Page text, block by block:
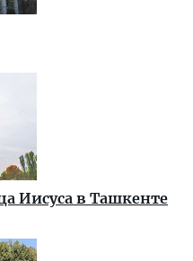
Иисуса в Ташкенте